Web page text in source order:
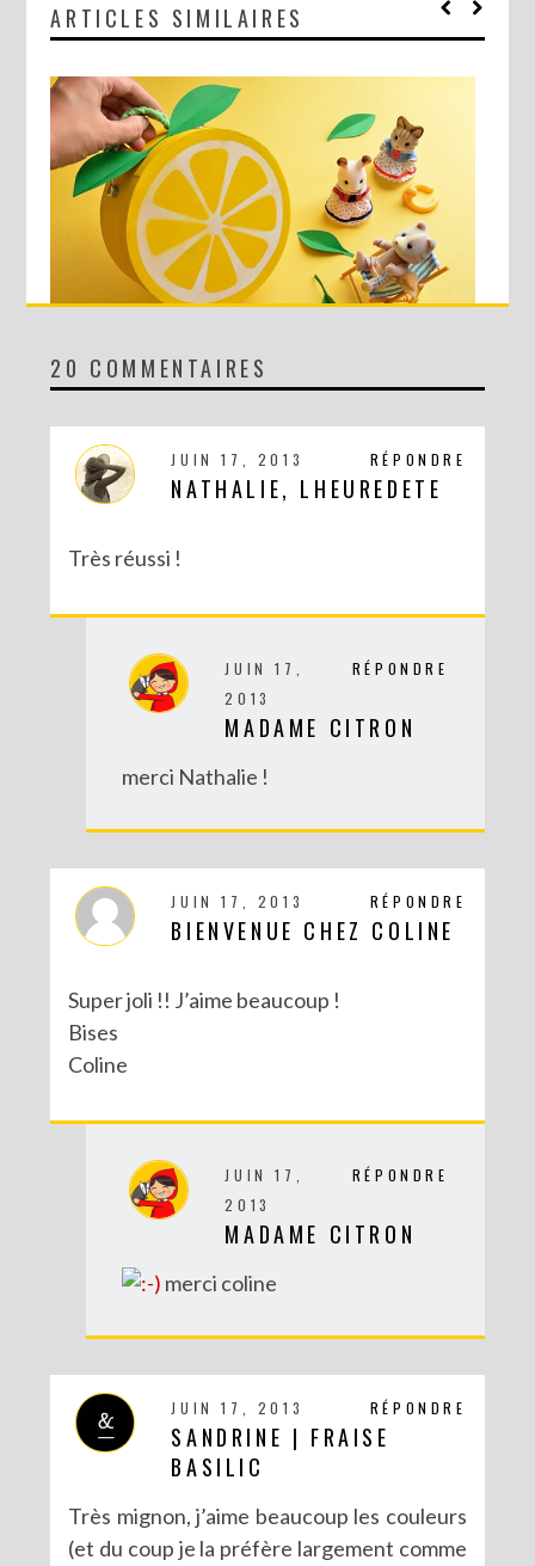
ARTICLES SIMILAIRES
DIY : MA VALISETTE CITRON
DIY : CUSTOMISE TON BONNET AVEC SERGENT MAJOR
DIY POUR LA RENTRÉE : UNE TROUSSE SANS COUTURE
20 COMMENTAIRES
RÉPONDRE
JUIN 17, 2013
NATHALIE, LHEUREDETE
Très réussi !
RÉPONDRE
JUIN 17,
2013
MADAME CITRON
merci Nathalie !
RÉPONDRE
JUIN 17, 2013
BIENVENUE CHEZ COLINE
Super joli !! J’aime beaucoup !
Bises
Coline
RÉPONDRE
JUIN 17,
2013
MADAME CITRON
merci coline
RÉPONDRE
JUIN 17, 2013
SANDRINE | FRAISE
BASILIC
Très mignon, j’aime beaucoup les couleurs
(et du coup je la préfère largement comme